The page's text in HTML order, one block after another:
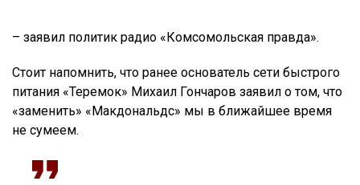
– заявил политик радио «Комсомольская правда».
Стоит напомнить, что ранее основатель сети быстрого
питания «Теремок» Михаил Гончаров заявил о том, что
«заменить» «Макдональдс» мы в ближайшее время
не сумеем.